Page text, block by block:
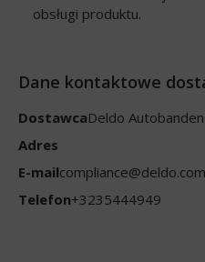
obsługi produktu.
Dane kontaktowe
DostawcaDeldo
Adres
E-mailcompliance@deldo.com
Telefon+3235444949